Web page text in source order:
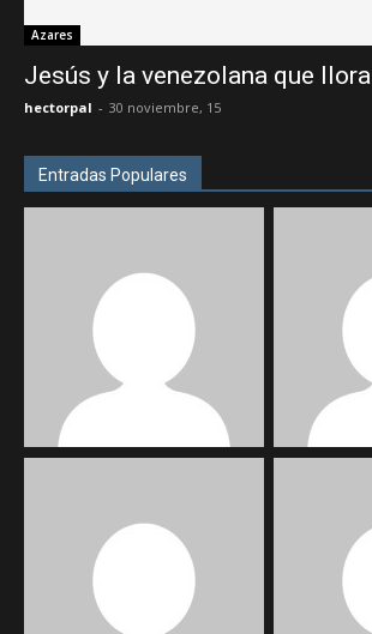
Azares
Jesús y la venezolana que llora
hectorpal - 30 noviembre, 15
Entradas Populares